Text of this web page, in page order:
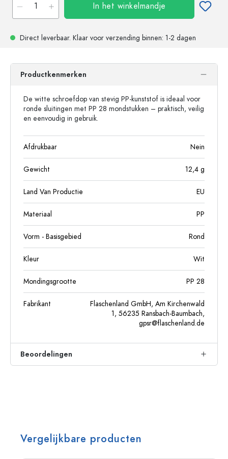
In het winkelmandje
Direct leverbaar. Klaar voor verzending binnen: 1-2 dagen
Productkenmerken
De witte schroefdop van stevig PP-kunststof is ideaal voor
ronde sluitingen met PP 28 mondstukken – praktisch, veilig
en eenvoudig in gebruik.
Afdrukbaar Nein
Gewicht 12,4 g
Land Van Productie EU
Materiaal PP
Vorm - Basisgebied Rond
Kleur Wit
Mondingsgrootte PP 28
Fabrikant
Flaschenland GmbH, Am Kirchenwald
1, 56235 Ransbach-Baumbach,
gpsr@flaschenland.de
Beoordelingen
Vergelijkbare producten